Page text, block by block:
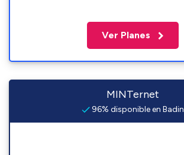
Ver Planes
MINTernet
96% disponible en Badin